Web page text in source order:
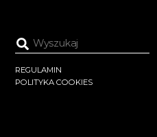
REGULAMIN
POLITYKA COOKIES